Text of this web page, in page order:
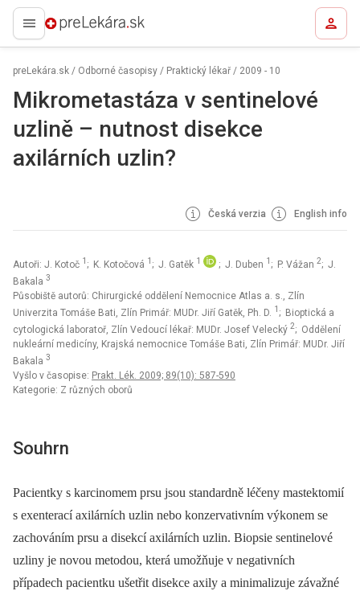
preLekára.sk
preLekára.sk / Odborné časopisy / Praktický lékař / 2009 - 10
Mikrometastáza v sentinelové
uzlině – nutnost disekce
axilárních uzlin?
Česká verzia English info
Autoři: J. Kotoč 1 ; K. Kotočová 1 ; J. Gatěk 1 ; J. Duben 1 ; P. Vážan 2; J.
Bakala 3
Působiště autorů: Chirurgické oddělení Nemocnice Atlas a. s., Zlín
Univerzita Tomáše Bati, Zlín Primář: MUDr. Jiří Gatěk, Ph. D. 1 ; Bioptická a
cytologická laboratoř, Zlín Vedoucí lékař: MUDr. Josef Velecký 2; Oddělení
nukleární medicíny, Krajská nemocnice Tomáše Bati, Zlín Primář: MUDr. Jiří
Bakala 3
Vyšlo v časopise: Prakt. Lék. 2009; 89(10): 587-590
Kategorie: Z různých oborů
Souhrn
Pacientky s karcinomem prsu jsou standardně léčeny mastektomií
s exenterací axilárních uzlin nebo konzervativním výkonem se
zachováním prsu a disekcí axilárních uzlin. Biopsie sentinelové
uzliny je novou metodou, která umožňuje v negativních
případech pacientku ušetřit disekce axily a minimalizuje závažné